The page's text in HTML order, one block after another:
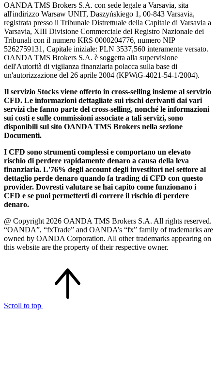
OANDA TMS Brokers S.A. con sede legale a Varsavia, sita
all'indirizzo Warsaw UNIT, Daszyńskiego 1, 00-843 Varsavia,
registrata presso il Tribunale Distrettuale della Capitale di Varsavia a
Varsavia, XIII Divisione Commerciale del Registro Nazionale dei
Tribunali con il numero KRS 0000204776, numero NIP
5262759131, Capitale iniziale: PLN 3537,560 interamente versato.
OANDA TMS Brokers S.A. è soggetta alla supervisione
dell'Autorità di vigilanza finanziaria polacca sulla base di
un'autorizzazione del 26 aprile 2004 (KPWiG-4021-54-1/2004).
Il servizio Stocks viene offerto in cross-selling insieme al servizio
CFD. Le informazioni dettagliate sui rischi derivanti dai vari
servizi che fanno parte del cross-selling, nonché le informazioni
sui costi e sulle commissioni associate a tali servizi, sono
disponibili sul sito OANDA TMS Brokers nella sezione
Documenti.
I CFD sono strumenti complessi e comportano un elevato
rischio di perdere rapidamente denaro a causa della leva
finanziaria. L'76% degli account degli investitori nel settore al
dettaglio perde denaro quando fa trading di CFD con questo
provider. Dovresti valutare se hai capito come funzionano i
CFD e se puoi permetterti di correre il rischio di perdere
denaro.
@ Copyright 2026 OANDA TMS Brokers S.A. All rights reserved.
“OANDA”, “fxTrade” and OANDA’s “fx” family of trademarks are
owned by OANDA Corporation. All other trademarks appearing on
this website are the property of their respective owner.
Scroll to top